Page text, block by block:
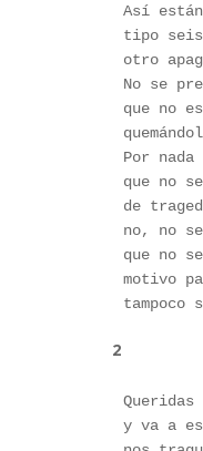
Así
tipo seis
otro
No se
que no
Por nada
que no
de
no, no
que no
motivo
tampoco
2
y va a